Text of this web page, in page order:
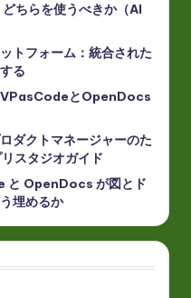
ちらを使うべきか（AI
トフォーム：統合された
る
VPasCodeとOpenDocs
ダクトマネージャーのた
スタジオガイド
と OpenDocs が図とド
埋めるか